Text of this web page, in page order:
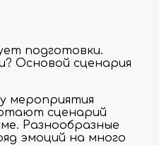
подготовки.
Основой сценария
мероприятия
сценарий
Разнообразные
эмоций на много